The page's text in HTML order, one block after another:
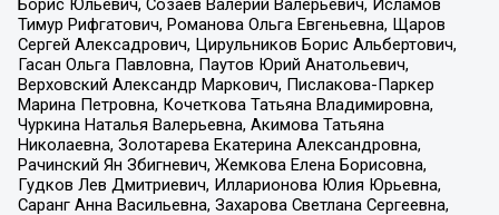
Тимур Рифгатович, Романова Ольга Евгеньевна, Щаров
Сергей Алексадрович, Цирульников Борис Альбертович,
Гасан Ольга Павловна, Паутов Юрий Анатольевич,
Верховский Александр Маркович, Пислакова-Паркер
Марина Петровна, Кочеткова Татьяна Владимировна,
Чуркина Наталья Валерьевна, Акимова Татьяна
Николаевна, Золотарева Екатерина Александровна,
Рачинский Ян Збигневич, Жемкова Елена Борисовна,
Гудков Лев Дмитриевич, Илларионова Юлия Юрьевна,
Саранг Анна Васильевна, Захарова Светлана Сергеевна,